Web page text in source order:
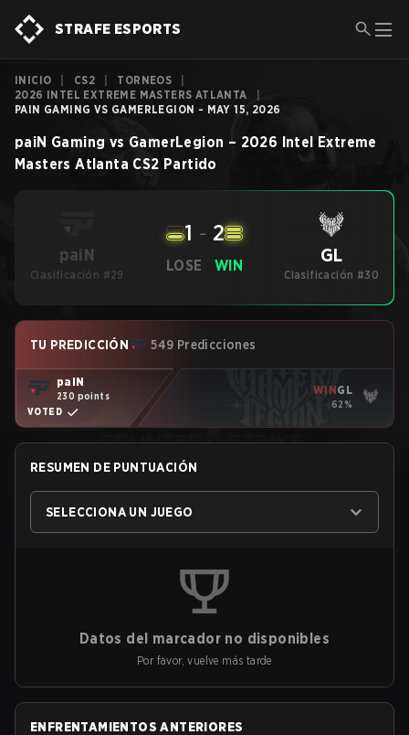
STRAFE ESPORTS
INICIO CS2 TORNEOS
2026 INTEL EXTREME MASTERS ATLANTA
PAIN GAMING VS GAMERLEGION - MAY 15, 2026
paiN Gaming vs GamerLegion – 2026 Intel Extreme
Masters Atlanta CS2 Partido
paiN
Clasificación #29
LOSE
1 - 2
WIN GL
Clasificación #30
TU PREDICCIÓN 549 Predicciones
paiN
230 points
VOTED
WINGL
62%
RESUMEN DE PUNTUACIÓN
SELECCIONA UN JUEGO
Datos del marcador no disponibles
Por favor, vuelve más tarde
ENFRENTAMIENTOS ANTERIORES